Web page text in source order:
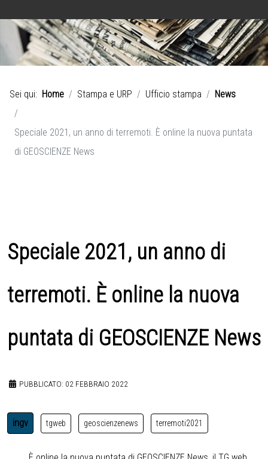
Sei qui: Home Stampa e URP Ufficio stampa News
Speciale 2021, un anno di terremoti. È online la nuova puntata
di GEOSCIENZE News
Speciale 2021, un anno di
terremoti. È online la nuova
puntata di GEOSCIENZE News
PUBBLICATO: 02 FEBBRAIO 2022
ingv tgweb geoscienzenews terremoti2021